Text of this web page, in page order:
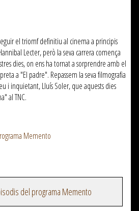
el triomf definitiu al cinema a principis
Lecter, però la seva carrera comença
dies, on ens ha tornat a sorprendre amb el
a "El padre". Repassem la seva filmografia
i inquietant, Lluís Soler, que aquests dies
al TNC.
Memento
del programa Memento